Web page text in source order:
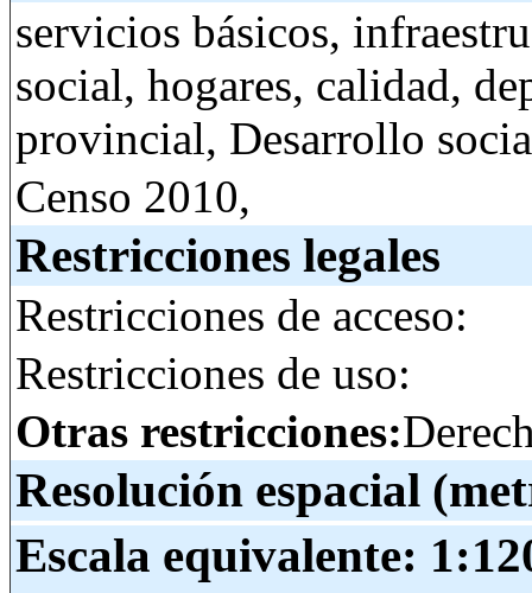
servicios básicos,
social, hogares, calidad,
provincial, Desarrollo
Censo 2010,
Restricciones legales
Restricciones de acceso:
Restricciones de uso:
Otras restricciones:
Resolución espacial
Escala equivalente: